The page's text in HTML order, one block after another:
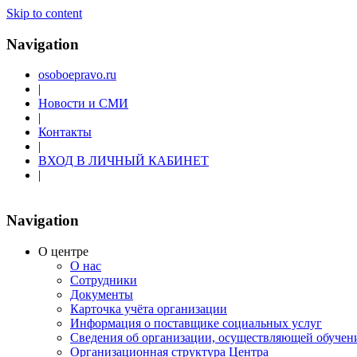
Skip to content
Navigation
osoboepravo.ru
|
Новости и СМИ
|
Контакты
|
ВХОД В ЛИЧНЫЙ КАБИНЕТ
|
Navigation
О центре
О нас
Сотрудники
Документы
Карточка учёта организации
Информация о поставщике социальных услуг
Сведения об организации, осуществляющей
Организационная структура Центра